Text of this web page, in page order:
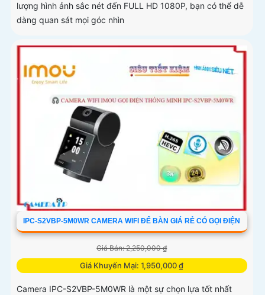
lượng hình ảnh sắc nét đến FULL HD 1080P, bạn có thể dễ
dàng quan sát mọi góc nhìn
IPC-S2VBP-5M0WR CAMERA WIFI ĐỂ BÀN GIÁ RẺ CÓ GỌI ĐIỆN
Giá Bán: 2,250,000 ₫
Giá Khuyến Mại: 1,950,000 ₫
Camera IPC-S2VBP-5M0WR là một sự chọn lựa tốt nhất